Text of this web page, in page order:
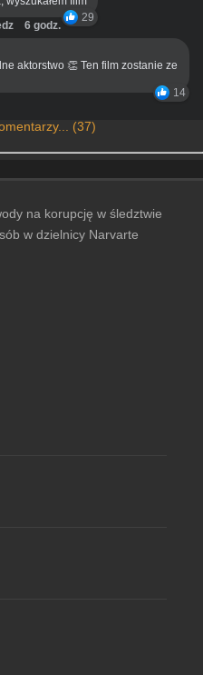
29
6 godz.
aktorstwo 👏 Ten film zostanie ze
14
(37)
na korupcję w śledztwie
w dzielnicy Narvarte